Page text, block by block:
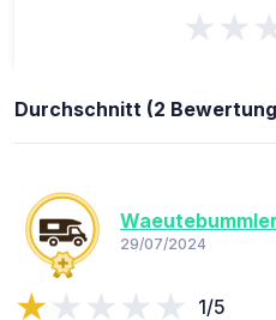
Durchschnitt (2
Waeutebummler
29/07/2024
1/5